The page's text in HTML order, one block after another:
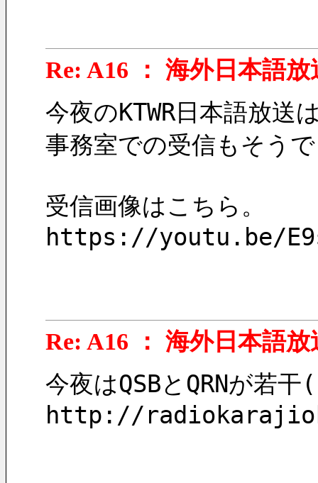
Re: A16 ： 海外日本語放
今夜のKTWR日本語放送
事務室での受信もそう
受信画像はこちら。
https://youtu.be/
Re: A16 ： 海外日本語放
今夜はQSBとQRNが若
http://